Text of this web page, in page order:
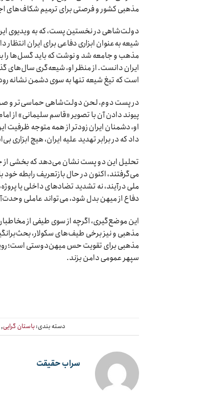
مذهبی کشور و فرصتی برای ترمیم شکاف‌های
دولت‌شاهی در نخستین پست، که به ویدیوی
شیعه به‌عنوان ابزاری دفاعی برای ایران
مذهب و جامعه شد و نوشت که باید گسل‌ها را
ایران دانست. از منظر او، شیعه‌گری سال‌های
است که تیغ شیعه تنها به سوی دشمن نشانه
در پست دوم، لحن دولت‌شاهی حماسی‌تر و
پیوند دادن آن با تصویر «قاسم سلیمانی» از
او، دشمنان ایران زودتر از همه متوجه
داد که در برابر تهدید علیه ایران، هیچ ابزاری
تحلیل این دو پست نشان می‌دهد که بخشی از
می‌گرفتند، اکنون در حال بازتعریف رابطه
ملی درآیند، نه تشدید تضادهای داخلی یا
دفاع از میهن بدل شود، می‌تواند عاملی
این موضع‌گیری، اگرچه از سوی طیفی از
مذهبی و نیز برخی طیف‌های سکولار،
مذهبی برای تقویت حس میهن‌دوستی است؛
سپهر عمومی دامن بزند.
دسته بندی:باستان گرایی,
سراب حقیقت